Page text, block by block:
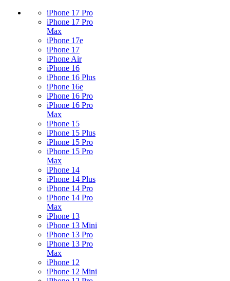
iPhone 17 Pro
iPhone 17 Pro
Max
iPhone 17e
iPhone 17
iPhone Air
iPhone 16
iPhone 16 Plus
iPhone 16e
iPhone 16 Pro
iPhone 16 Pro
Max
iPhone 15
iPhone 15 Plus
iPhone 15 Pro
iPhone 15 Pro
Max
iPhone 14
iPhone 14 Plus
iPhone 14 Pro
iPhone 14 Pro
Max
iPhone 13
iPhone 13 Mini
iPhone 13 Pro
iPhone 13 Pro
Max
iPhone 12
iPhone 12 Mini